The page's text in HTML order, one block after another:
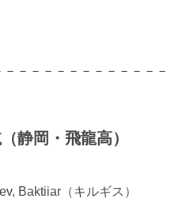
－－－－－－－－－－－－
静岡・飛龍高）
Baktiiar（キルギス）